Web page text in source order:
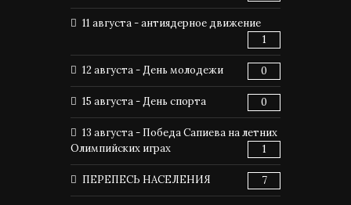
11 августа - антиядерное движение
1
12 августа - День молодежи 0
15 августа - День спорта 0
13 августа - Победа Сапиева на летних
Олимпийских играх
1
ПЕРЕПЕСЬ НАСЕЛЕНИЯ 7